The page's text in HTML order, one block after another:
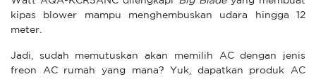
kipas blower mampu menghembuskan udara hingga 12
meter.
Jadi, sudah memutuskan akan memilih AC dengan jenis
freon AC rumah yang mana? Yuk, dapatkan produk AC